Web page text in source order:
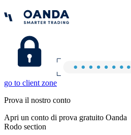
go to client zone
Prova il nostro conto
Apri un conto di prova gratuito Oanda
Rodo section